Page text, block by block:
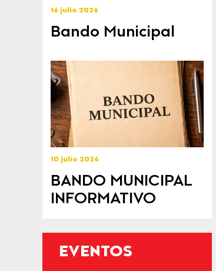
16 julio 2026
Bando Municipal
10 julio 2026
BANDO MUNICIPAL
INFORMATIVO
EVENTOS